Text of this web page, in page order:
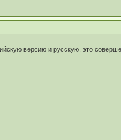
версию и русскую, это